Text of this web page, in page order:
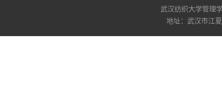
武汉纺织大学管理
地址：武汉市江